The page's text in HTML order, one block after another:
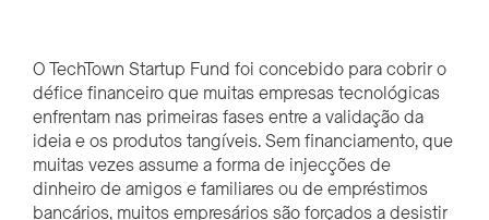
O TechTown Startup Fund foi concebido para cobrir o
défice financeiro que muitas empresas tecnológicas
enfrentam nas primeiras fases entre a validação da
ideia e os produtos tangíveis. Sem financiamento, que
muitas vezes assume a forma de injecções de
dinheiro de amigos e familiares ou de empréstimos
bancários, muitos empresários são forçados a desistir